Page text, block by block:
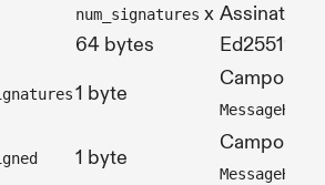
num_signatures x
64 bytes
Assinaturas
Ed25519
1 byte
Campo 1 de
1 byte
Campo 2 de